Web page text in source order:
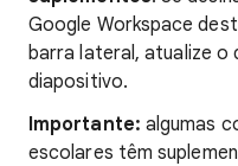
Google Workspace
barra lateral, atualize o
diapositivo.
Importante: algumas
escolares têm